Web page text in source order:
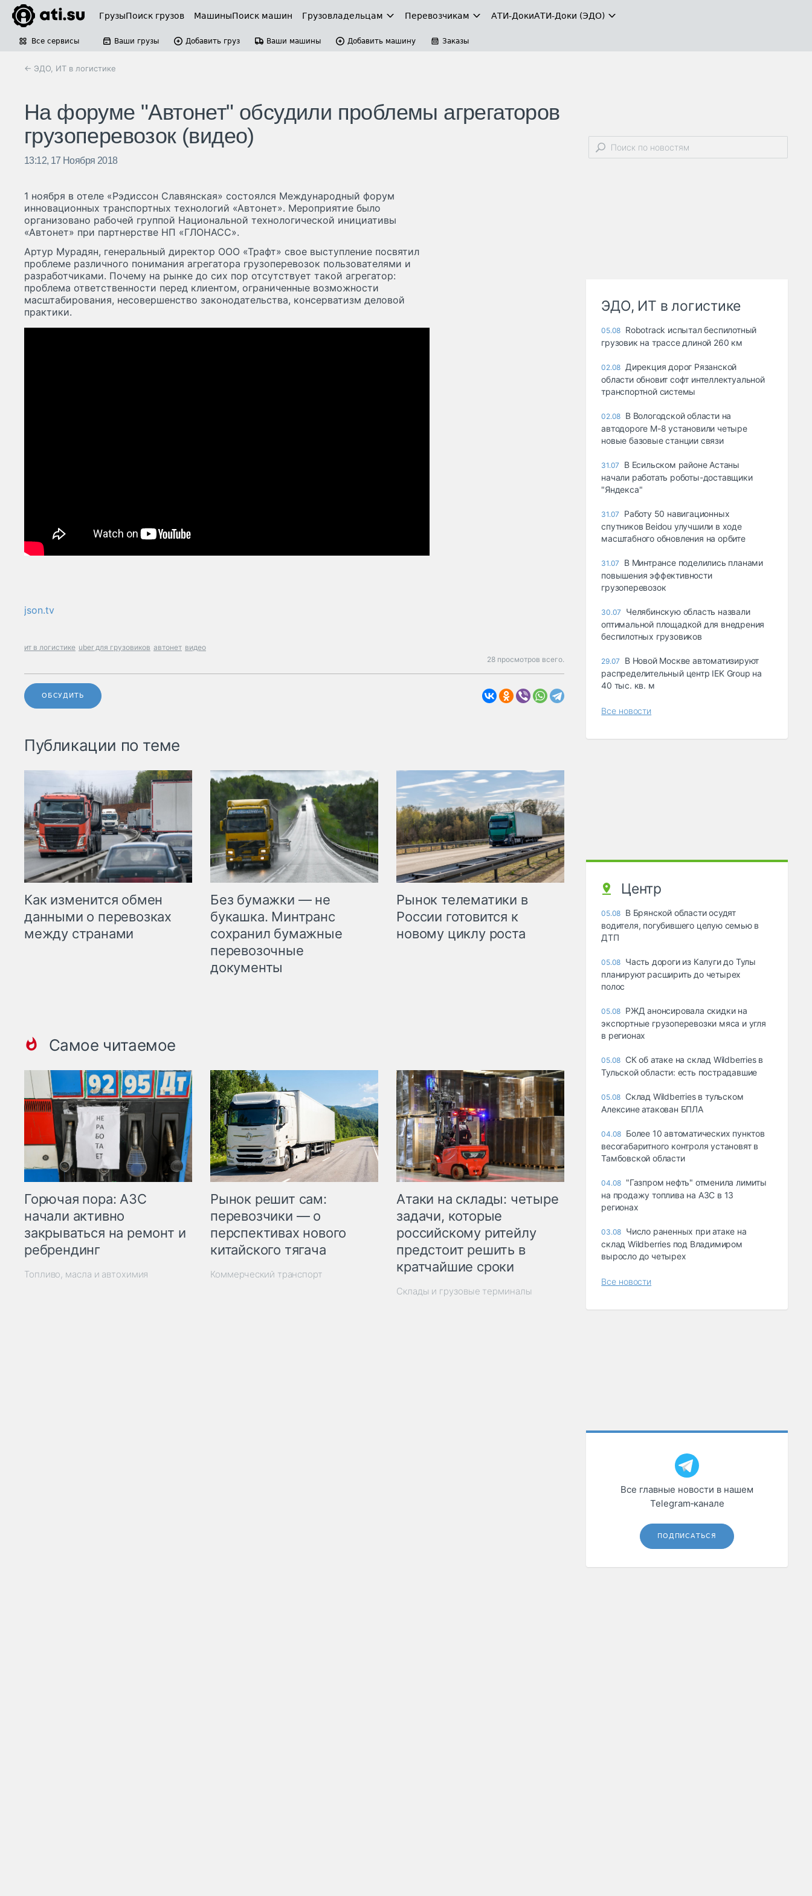
ГрузыПоиск грузов МашиныПоиск машин Грузовладельцам Перевозчикам АТИ-ДокиАТИ-Доки (ЭДО)
Все сервисы Ваши грузы Добавить груз Ваши машины Добавить машину Заказы
← ЭДО, ИТ в логистике
На форуме "Автонет" обсудили проблемы агрегаторов
грузоперевозок (видео)
13:12, 17 Ноября 2018
1 ноября в отеле «Рэдиссон Славянская» состоялся Международный форум
инновационных транспортных технологий «Автонет». Мероприятие было
организовано рабочей группой Национальной технологической инициативы
«Автонет» при партнерстве НП «ГЛОНАСС».
Артур Мурадян, генеральный директор ООО «Трафт» свое выступление посвятил
проблеме различного понимания агрегатора грузоперевозок пользователями и
разработчиками. Почему на рынке до сих пор отсутствует такой агрегатор:
проблема ответственности перед клиентом, ограниченные возможности
масштабирования, несовершенство законодательства, консерватизм деловой
практики.
json.tv
ит в логистике uber для грузовиков автонет видео
28 просмотров всего.
ОБСУДИТЬ
Публикации по теме
Как изменится обмен
данными о перевозках
между странами
Без бумажки — не
букашка. Минтранс
сохранил бумажные
перевозочные
документы
Рынок телематики в
России готовится к
новому циклу роста
Самое читаемое
Горючая пора: АЗС
начали активно
закрываться на ремонт и
ребрендинг
Топливо, масла и автохимия
Рынок решит сам:
перевозчики — о
перспективах нового
китайского тягача
Коммерческий транспорт
Атаки на склады: четыре
задачи, которые
российскому ритейлу
предстоит решить в
кратчайшие сроки
Склады и грузовые терминалы
ЭДО, ИТ в логистике
05.08 Robotrack испытал беспилотный
грузовик на трассе длиной 260 км
02.08 Дирекция дорог Рязанской
области обновит софт интеллектуальной
транспортной системы
02.08 В Вологодской области на
автодороге М-8 установили четыре
новые базовые станции связи
31.07
В Есильском районе Астаны
начали работать роботы-доставщики
"Яндекса"
31.07
Работу 50 навигационных
спутников Beidou улучшили в ходе
масштабного обновления на орбите
31.07
В Минтрансе поделились планами
повышения эффективности
грузоперевозок
30.07
Челябинскую область назвали
оптимальной площадкой для внедрения
беспилотных грузовиков
29.07
В Новой Москве автоматизируют
распределительный центр IEK Group на
40 тыс. кв. м
Все новости
Центр
05.08 В Брянской области осудят
водителя, погубившего целую семью в
ДТП
05.08 Часть дороги из Калуги до Тулы
планируют расширить до четырех
полос
05.08 РЖД анонсировала скидки на
экспортные грузоперевозки мяса и угля
в регионах
05.08 СК об атаке на склад Wildberries в
Тульской области: есть пострадавшие
05.08 Склад Wildberries в тульском
Алексине атакован БПЛА
04.08 Более 10 автоматических пунктов
весогабаритного контроля установят в
Тамбовской области
04.08 "Газпром нефть" отменила лимиты
на продажу топлива на АЗС в 13
регионах
03.08 Число раненных при атаке на
склад Wildberries под Владимиром
выросло до четырех
Все новости
Все главные новости в нашем
Telegram‑канале
ПОДПИСАТЬСЯ